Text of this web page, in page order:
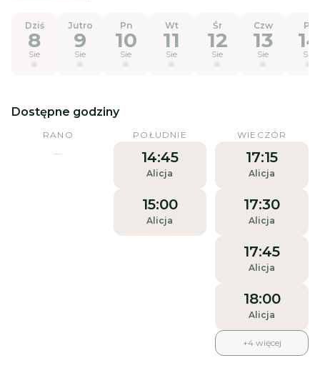
Dziś
8
Sie
Jutro
9
Sie
Pn
10
Sie
Wt
11
Sie
Śr
12
Sie
Czw
13
Sie
Pt
14
Sie
Dostępne godziny
RANO
—
POŁUDNIE
14:45
Alicja
15:00
Alicja
WIECZÓR
17:15
Alicja
17:30
Alicja
17:45
Alicja
18:00
Alicja
+4więcej